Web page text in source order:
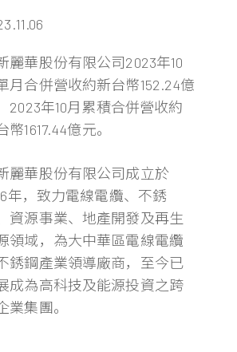
麗華股份有限公司2023年10
月合併營收約新台幣152.24億
2023年10月累積合併營收約
幣1617.44億元。
麗華股份有限公司成立於
年，致力電線電纜、不銹
資源事業、地產開發及再生
領域，為大中華區電線電纜
銹鋼產業領導廠商，至今已
成為高科技及能源投資之跨
業集團。